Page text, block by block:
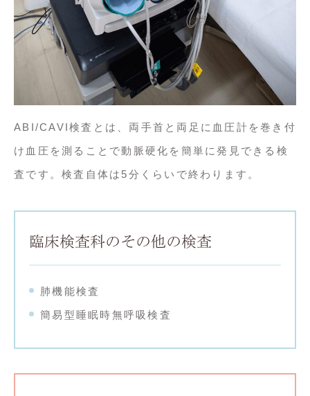
ABI/CAVI検査とは、両手首と両足に血圧計を巻き付
け血圧を測ることで動脈硬化を簡単に発見できる検
査です。検査自体は5分くらいで終わります。
臨床検査科のその他の検査
肺機能検査
簡易型睡眠時無呼吸検査